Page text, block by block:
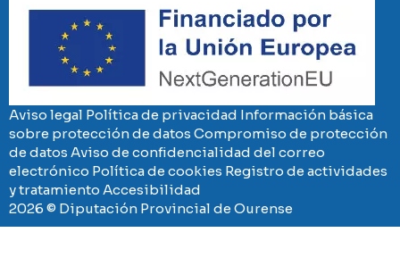
Aviso legal Política de privacidad Información básica
sobre protección de datos Compromiso de protección
de datos Aviso de confidencialidad del correo
electrónico Política de cookies Registro de actividades
y tratamiento Accesibilidad
2026 © Diputación Provincial de Ourense